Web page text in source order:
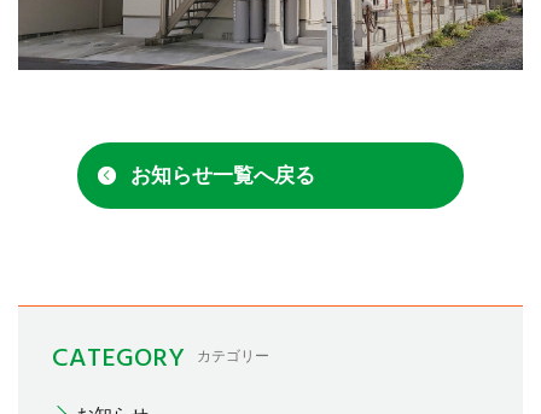
お知らせ一覧へ戻る
CATEGORY カテゴリー